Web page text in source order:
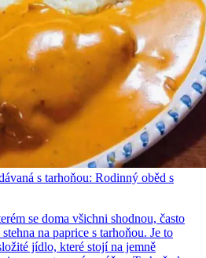
s tarhoňou: Rodinný oběd s
se doma všichni shodnou, často
na paprice s tarhoňou. Je to
jídlo, které stojí na jemně